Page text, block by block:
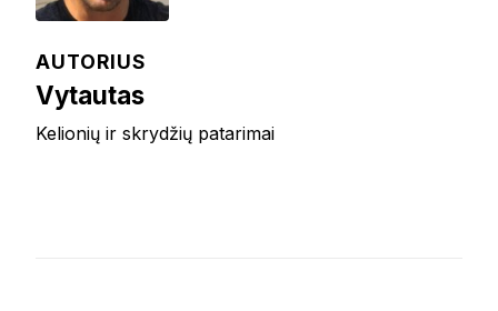
AUTORIUS
Vytautas
Kelionių ir skrydžių patarimai